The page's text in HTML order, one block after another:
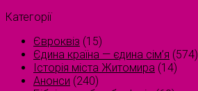
Категорії
Євроквіз (15)
Єдина країна — єдина сім’я (574)
Історія міста Житомира (14)
Анонси (240)